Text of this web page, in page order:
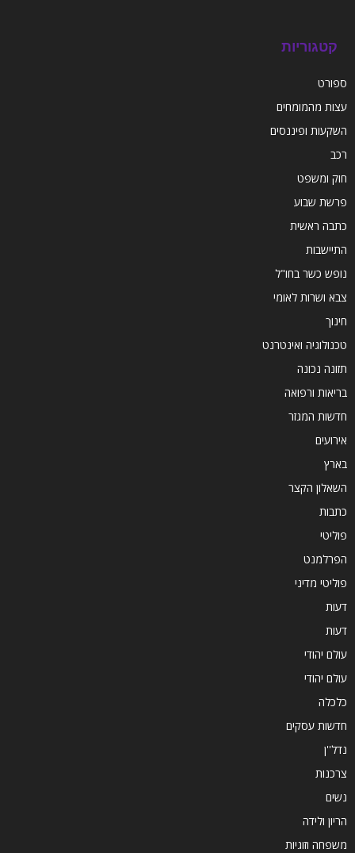
קטגוריות
ספורט
עצות מהמומחים
השקעות ופיננסים
רכב
חוק ומשפט
פרשת שבוע
כתבה ראשית
התיישבות
נופש כשר בחו"ל
צבא ושרות לאומי
חינוך
טכנולוגיה ואינטרנט
תזונה נכונה
בריאות ורפואה
חדשות המגזר
אירועים
בארץ
השאלון הקצר
כתבות
פוליטי
הפרלמנט
פוליטי מדיני
דעות
דעות
עולם יהודי
עולם יהודי
כלכלה
חדשות עסקים
נדל''ן
צרכנות
נשים
הריון ולידה
משפחה וזוגיות